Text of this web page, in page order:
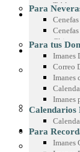
Imanes
Regalos
Tablero
Sticker
Mouse
Juegos
Para
Marcos
Cintas
Para
Cenefas
IMANES
Para tus
Imanes
Correo
Imanes
Imanes
Calendarios
Para
Imanes
Paño
Toalla
CONOCE